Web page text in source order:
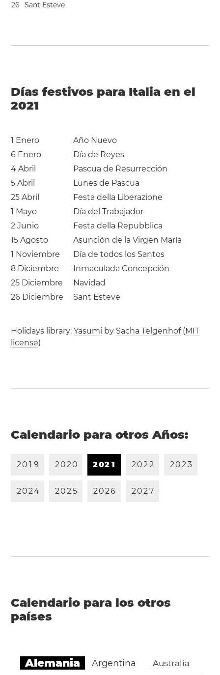
26 Sant Esteve
Días festivos para Italia en el
2021
1 Enero
Año Nuevo
6 Enero
Día de Reyes
4 Abril
Pascua de Resurrección
5 Abril
Lunes de Pascua
25 Abril
Festa della Liberazione
1 Mayo
Día del Trabajador
2 Junio
Festa della Repubblica
15 Agosto
Asunción de la Virgen María
1 Noviembre
Día de todos los Santos
8 Diciembre
Inmaculada Concepción
25 Diciembre
Navidad
26 Diciembre
Sant Esteve
Holidays library:Yasumi by Sacha Telgenhof(MIT
license)
Calendario para otros Años:
20 1 9 2020 202 1 2022 2023
2024 2025 2026 2027
Calendario para los otros
países
Alemania Argentina Australia